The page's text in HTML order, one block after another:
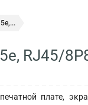
RJ45/
плате,